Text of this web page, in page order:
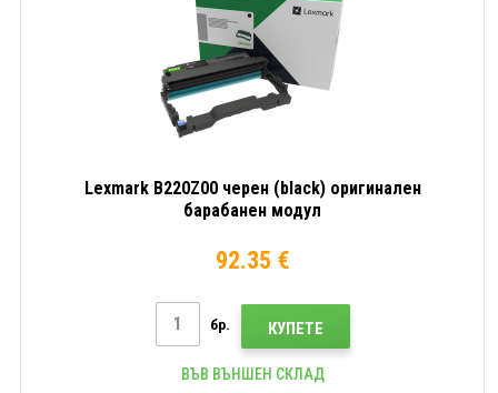
Lexmark B220Z00 черен (black) оригинален
барабанен модул
92.35 €
бр. КУПЕТЕ
ВЪВ ВЪНШЕН СКЛАД